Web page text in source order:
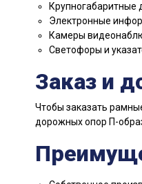
Крупногабаритные
Электронные
Камеры
Светофоры и
Заказ и
Чтобы заказать
дорожных опор П-